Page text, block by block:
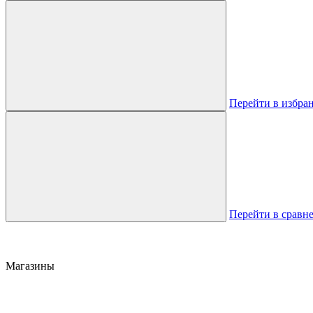
Перейти в
Перейти в
Магазины